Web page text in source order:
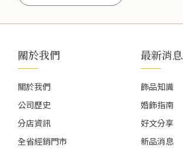
關於我們
關於我們
公司歷史
分店資訊
全省經銷門市
最新消息
飾品知識
婚飾指南
好文分享
新品消息